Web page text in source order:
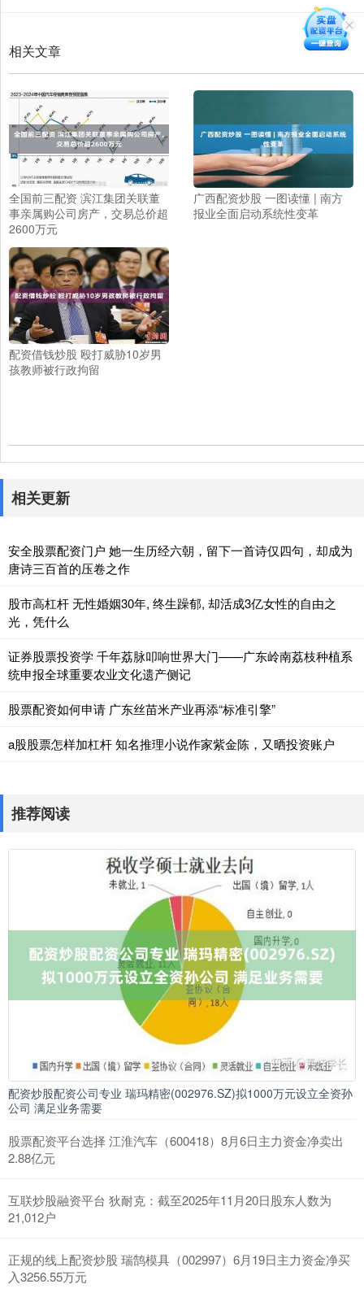
相关文章
全国前三配资 滨江集团关联董
事亲属购公司房产，交易总价超
2600万元
广西配资炒股 一图读懂 | 南方
报业全面启动系统性变革
配资借钱炒股 殴打威胁10岁男
孩教师被行政拘留
相关更新
安全股票配资门户 她一生历经六朝，留下一首诗仅四句，却成为
唐诗三百首的压卷之作
股市高杠杆 无性婚姻30年, 终生躁郁, 却活成3亿女性的自由之
光，凭什么
证券股票投资学 千年荔脉叩响世界大门——广东岭南荔枝种植系
统申报全球重要农业文化遗产侧记
股票配资如何申请 广东丝苗米产业再添“标准引擎”
a股股票怎样加杠杆 知名推理小说作家紫金陈，又晒投资账户
推荐阅读
配资炒股配资公司专业 瑞玛精密(002976.SZ)拟1000万元设立全资孙
公司 满足业务需要
股票配资平台选择 江淮汽车（600418）8月6日主力资金净卖出
2.88亿元
互联炒股融资平台 狄耐克：截至2025年11月20日股东人数为
21,012户
正规的线上配资炒股 瑞鹄模具（002997）6月19日主力资金净买
入3256.55万元